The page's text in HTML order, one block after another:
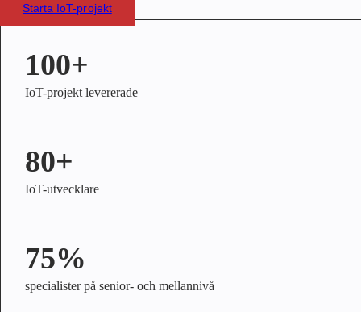
Starta IoT-projekt
100+
IoT-projekt levererade
80+
IoT-utvecklare
75%
specialister på senior- och mellannivå